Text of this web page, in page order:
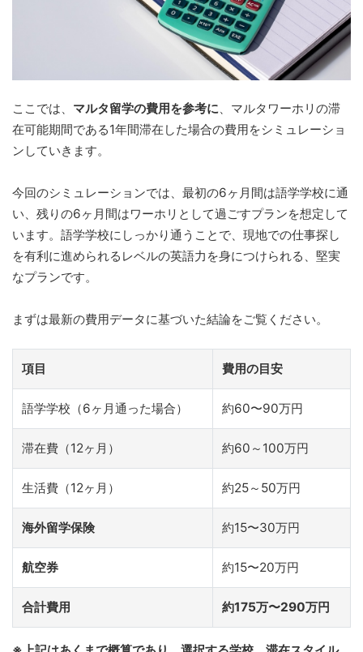
ここでは、 マルタ留学の費用を参考に、マルタワーホリの滞
在可能期間である1年間滞在した場合の費用をシミュレーショ
ンしていきます。
今回のシミュレーションでは、最初の6ヶ月間は語学学校に通
い、残りの6ヶ月間はワーホリとして過ごすプランを想定して
います。語学学校にしっかり通うことで、現地での仕事探し
を有利に進められるレベルの英語力を身につけられる、堅実
なプランです。
まずは最新の費用データに基づいた結論をご覧ください。
項目 費用の目安
語学学校（6ヶ月通った場合） 約60〜90万円
滞在費（12ヶ月） 約60～100万円
生活費（12ヶ月） 約25～50万円
海外留学保険 約15〜30万円
航空券 約15〜20万円
合計費用 約175万〜290万円